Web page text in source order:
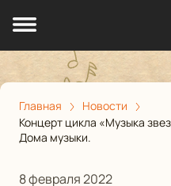
Главная
Новости
Концерт цикла «Музыка
Дома музыки.
8 февраля 2022